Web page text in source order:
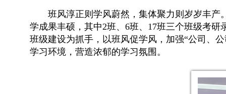
班风淳正则学风蔚然，集体聚力则岁岁丰产
学成果丰硕，其中2班、6班、17班三个班级考
班级建设为抓手，以班风促学风，加强“公司、
学习环境，营造浓郁的学习氛围。